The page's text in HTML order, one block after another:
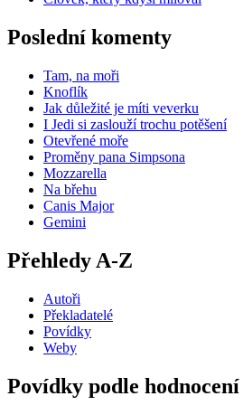
Poslední komenty
Tam, na moři
Knoflík
Jak důležité je míti veverku
I Jedi si zaslouží trochu potěšení
Otevřené moře
Proměny pana Simpsona
Mozzarella
Na břehu
Canis Major
Gemini
Přehledy A-Z
Autoři
Překladatelé
Povídky
Weby
Povídky podle hodnocení